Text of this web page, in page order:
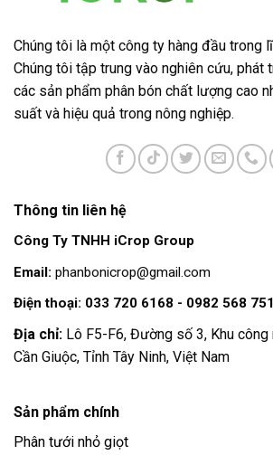
Chúng tôi là một công ty hàng đầu trong
Chúng tôi tập trung vào nghiên cứu, phát
các sản phẩm phân bón chất lượng cao
suất và hiệu quả trong nông nghiệp.
Thông tin liên hệ
Công Ty TNHH iCrop Group
Email: phanbonicrop@gmail.com
Điện thoại: 033 720 6168 - 0982 568 751
Địa chỉ: Lô F5-F6, Đường số 3, Khu công
Cần Giuộc, Tỉnh Tây Ninh, Việt Nam
Sản phẩm chính
Phân tưới nhỏ giọt